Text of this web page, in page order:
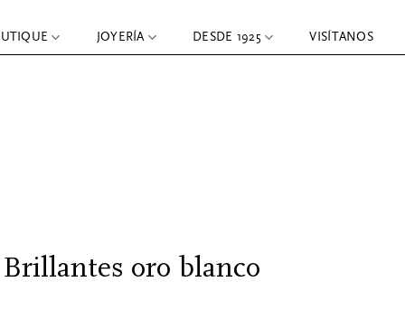
JOYERÍA DESDE 1925 VISÍTANOS
oro blanco